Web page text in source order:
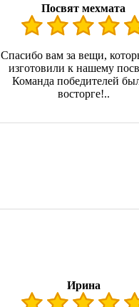
Посвят мехмата
Спасибо вам за вещи,
изготовили к нашему
Команда победителей
восторге!..
Ирина